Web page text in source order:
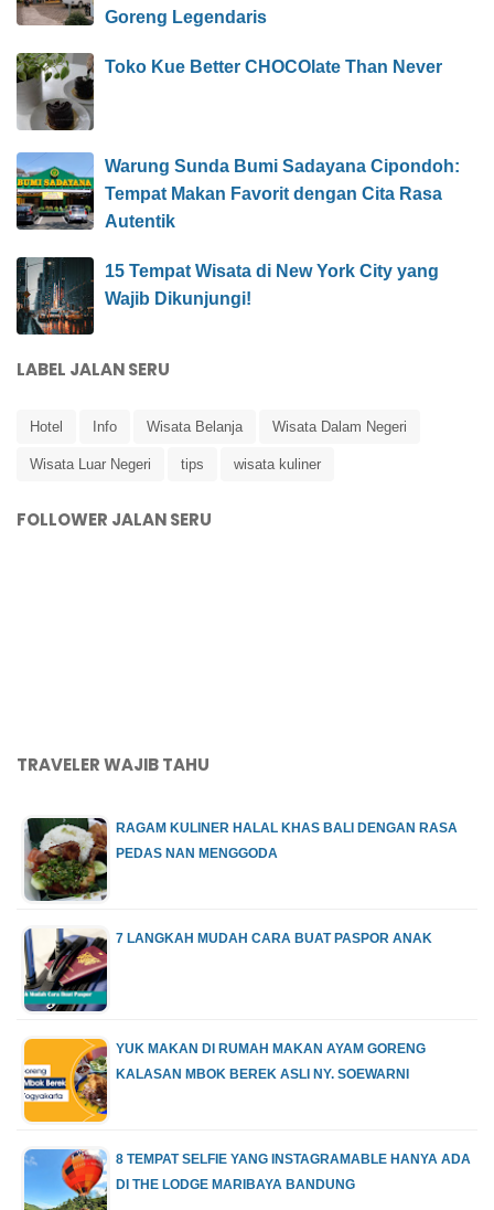
Goreng Legendaris
Toko Kue Better CHOCOlate Than Never
Warung Sunda Bumi Sadayana Cipondoh:
Tempat Makan Favorit dengan Cita Rasa
Autentik
15 Tempat Wisata di New York City yang
Wajib Dikunjungi!
LABEL JALAN SERU
Hotel Info Wisata Belanja Wisata Dalam Negeri
Wisata Luar Negeri tips wisata kuliner
FOLLOWER JALAN SERU
TRAVELER WAJIB TAHU
RAGAM KULINER HALAL KHAS BALI DENGAN RASA
PEDAS NAN MENGGODA
7 LANGKAH MUDAH CARA BUAT PASPOR ANAK
YUK MAKAN DI RUMAH MAKAN AYAM GORENG
KALASAN MBOK BEREK ASLI NY. SOEWARNI
8 TEMPAT SELFIE YANG INSTAGRAMABLE HANYA ADA
DI THE LODGE MARIBAYA BANDUNG